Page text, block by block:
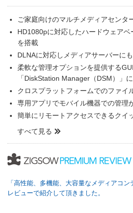
ご家庭向けのマルチメディアセンタ
HD1080pに対応したハードウェア
を搭載
DLNAに対応しメディアサーバーに
柔軟な管理オプションを提供する
「DiskStation Manager（DSM）」
クロスプラットフォームでのファイ
専用アプリでモバイル機器での管理
簡単にリモートアクセスできるクイ
すべて見る
「高性能、多機能、大容量なメディアコ
レビューで紹介して頂きました。